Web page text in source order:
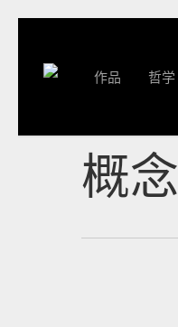
作品 哲学
概念